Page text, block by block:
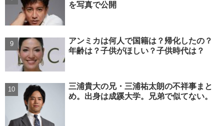
を写真で公開
アンミカは何人で国籍は？帰化したの？
年齢は？子供がほしい？子供時代は？
三浦貴大の兄・三浦祐太朗の不祥事まと
め。出身は成蹊大学。兄弟で似てない。